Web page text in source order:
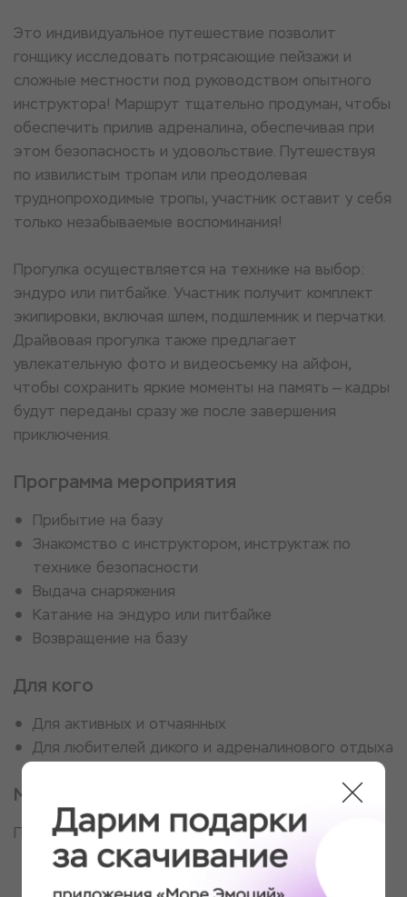
Это индивидуальное путешествие позволит
гонщику исследовать потрясающие пейзажи и
сложные местности под руководством опытного
инструктора! Маршрут тщательно продуман, чтобы
обеспечить прилив адреналина, обеспечивая при
этом безопасность и удовольствие. Путешествуя
по извилистым тропам или преодолевая
труднопроходимые тропы, участник оставит у себя
только незабываемые воспоминания!
Прогулка осуществляется на технике на выбор:
эндуро или питбайке. Участник получит комплект
экипировки, включая шлем, подшлемник и перчатки.
Драйвовая прогулка также предлагает
увлекательную фото и видеосъемку на айфон,
чтобы сохранить яркие моменты на память — кадры
будут переданы сразу же после завершения
приключения.
Программа мероприятия
Прибытие на базу
Знакомство с инструктором, инструктаж по
технике безопасности
Выдача снаряжения
Катание на эндуро или питбайке
Возвращение на базу
Для кого
Для активных и отчаянных
Для любителей дикого и адреналинового отдыха
Место проведения
Поселок Останкино